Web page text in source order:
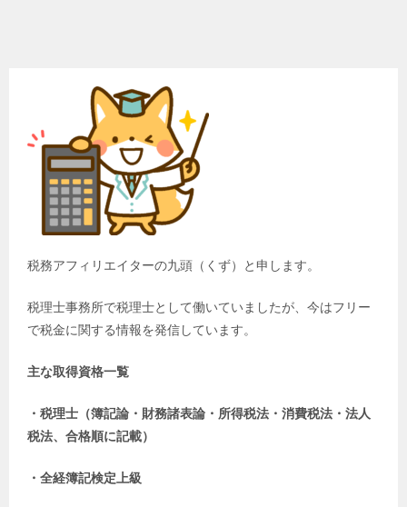
税務アフィリエイターの九頭（くず）と申します。
税理士事務所で税理士として働いていましたが、今はフリー
で税金に関する情報を発信しています。
主な取得資格一覧
・税理士（簿記論・財務諸表論・所得税法・消費税法・法人
税法、合格順に記載）
・全経簿記検定上級